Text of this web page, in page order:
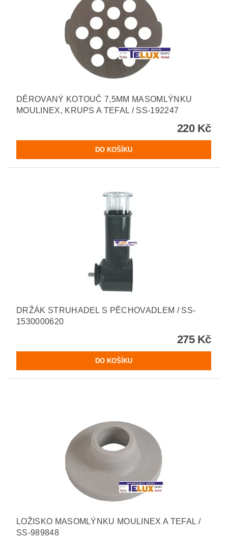
DĚROVANÝ KOTOUČ 7,5MM MASOMLÝNKU
MOULINEX, KRUPS A TEFAL / SS-192247
220 Kč
DRŽÁK STRUHADEL S PĚCHOVADLEM / SS-
1530000620
275 Kč
LOŽISKO MASOMLÝNKU MOULINEX A TEFAL /
SS-989848